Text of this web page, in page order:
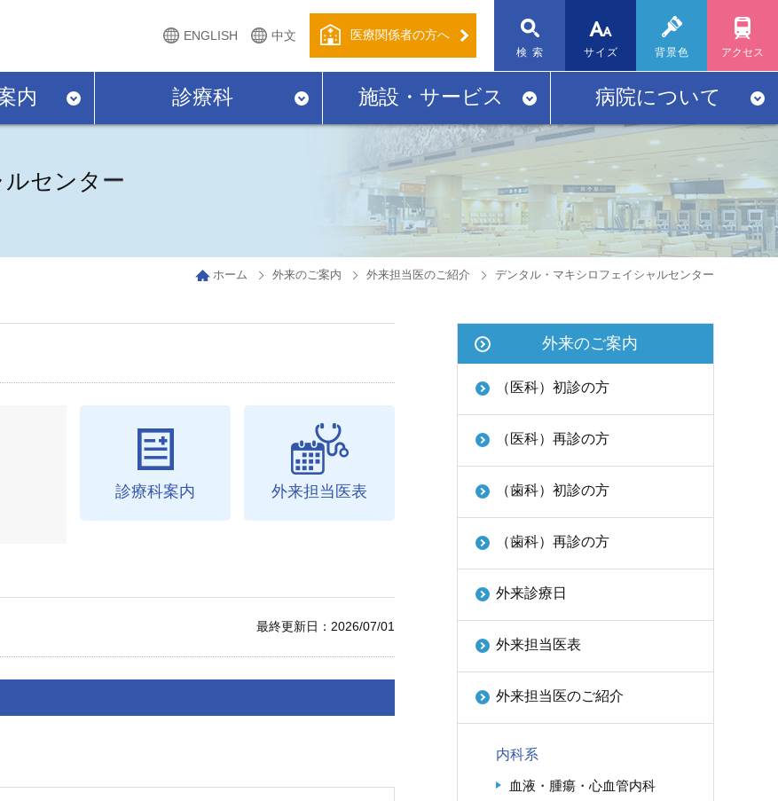
検 索
標準 大
サイズ 背景色 アクセス
ENGLISH 中文 医療関係者の方へ
内 診療科 施設・サービス 病院について
センター
ホーム 外来のご案内 外来担当医のご紹介 デンタル・マキシロフェイシャルセンター
診療科案内 外来担当医表
最終更新日：2026/07/01
外来のご案内
（医科）初診の方
（医科）再診の方
（歯科）初診の方
（歯科）再診の方
外来診療日
外来担当医表
外来担当医のご紹介
内科系
血液・腫瘍・心血管内科